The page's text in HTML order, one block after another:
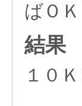
ばＯＫ
結果
１０